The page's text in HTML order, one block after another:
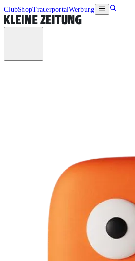
ClubShopTrauerportalWerbung